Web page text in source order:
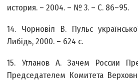
история. – 2004. – № 3. – С. 86–95.
14. Чорновіл В. Пульс
Либідь, 2000. – 624 с.
15. Угланов А. Зачем России
Председателем Комитета